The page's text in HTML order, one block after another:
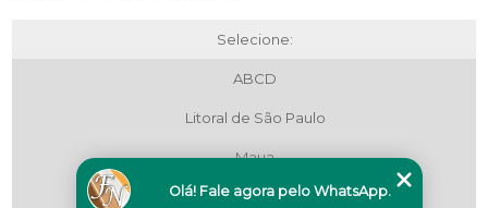
Selecione:
ABCD
Litoral de São Paulo
Maua
Região Central
Olá! Fale agora pelo WhatsApp.